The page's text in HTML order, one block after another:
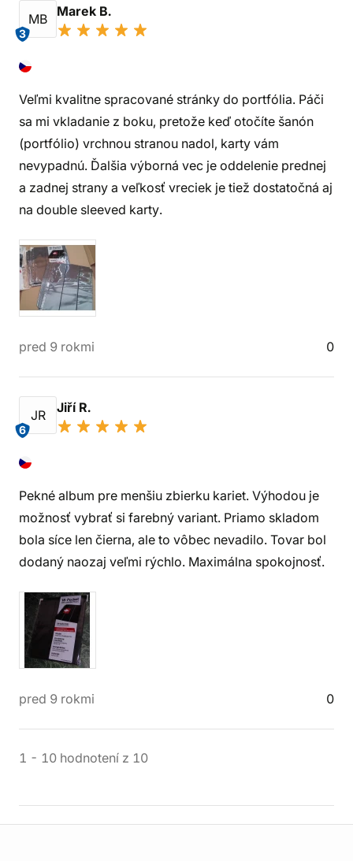
MB
3
Marek B.
Veľmi kvalitne spracované stránky do portfólia. Páči
sa mi vkladanie z boku, pretože keď otočíte šanón
(portfólio) vrchnou stranou nadol, karty vám
nevypadnú. Ďalšia výborná vec je oddelenie prednej
a zadnej strany a veľkosť vreciek je tiež dostatočná aj
na double sleeved karty.
pred 9 rokmi 0
JR
6
Jiří R.
Pekné album pre menšiu zbierku kariet. Výhodou je
možnosť vybrať si farebný variant. Priamo skladom
bola síce len čierna, ale to vôbec nevadilo. Tovar bol
dodaný naozaj veľmi rýchlo. Maximálna spokojnosť.
pred 9 rokmi 0
1 - 10 hodnotení z 10